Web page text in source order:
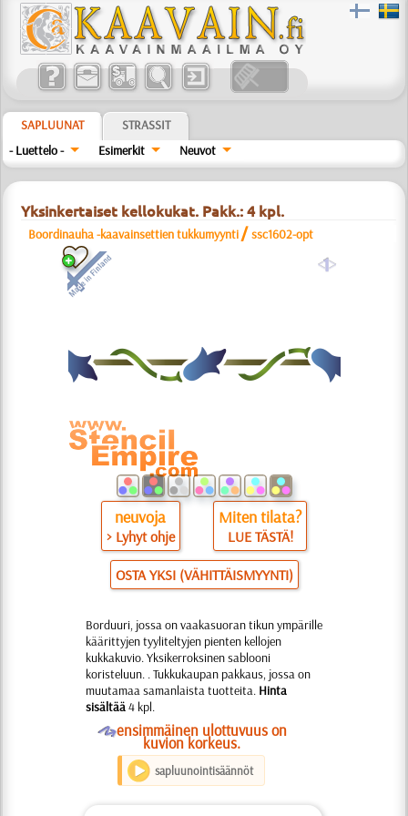
SAPLUUNAT
STRASSIT
- Luettelo -
Esimerkit Neuvot
Yksinkertaiset kellokukat. Pakk.: 4 kpl.
Boordinauha -kaavainsettien tukkumyynti /ssc1602-opt
a
neuvoja
> Lyhyt ohje
Miten tilata?
LUE TÄSTÄ!
OSTA YKSI (VÄHITTÄISMYYNTI)
Borduuri, jossa on vaakasuoran tikun ympärille
käärittyjen tyyliteltyjen pienten kellojen
kukkakuvio. Yksikerroksinen sablooni
koristeluun. . Tukkukaupan pakkaus, jossa on
muutamaa samanlaista tuotteita. Hinta
sisältää4 kpl.
Oensimmäinen ulottuvuus on
kuvion korkeus.
sapluunointisäännöt